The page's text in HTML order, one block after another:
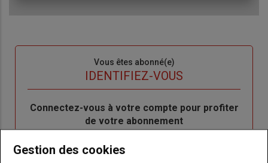
Vous êtes abonné(e)
IDENTIFIEZ-VOUS
Body
Connectez-vous à votre compte pour profiter
de votre abonnement
Lien
"Créer
Lien
Réinitialiser votre mot de passe
Gestion des cookies